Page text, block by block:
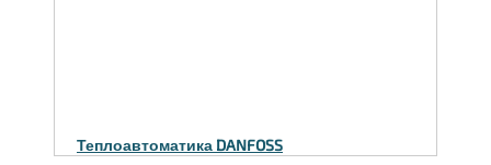
Теплоавтоматика DANFOSS